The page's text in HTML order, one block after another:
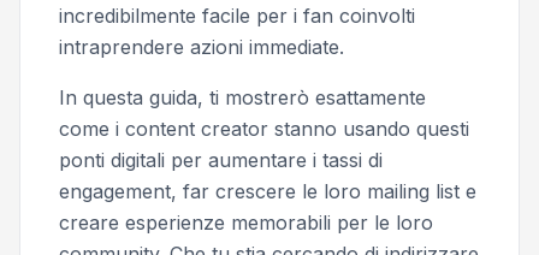
incredibilmente facile per i fan coinvolti
intraprendere azioni immediate.
In questa guida, ti mostrerò esattamente
come i content creator stanno usando questi
ponti digitali per aumentare i tassi di
engagement, far crescere le loro mailing list e
creare esperienze memorabili per le loro